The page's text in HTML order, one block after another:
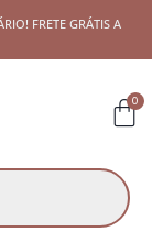
FRETE GRÁTIS A
0